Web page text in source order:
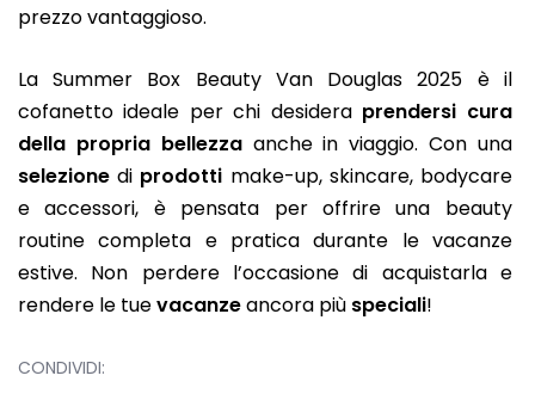
prezzo vantaggioso.
La Summer Box Beauty Van Douglas 2025 è il
cofanetto ideale per chi desidera prendersi cura
della propria bellezzaanche in viaggio. Con una
selezione di prodotti make-up, skincare, bodycare
e accessori, è pensata per offrire una beauty
routine completa e pratica durante le vacanze
estive. Non perdere l’occasione di acquistarla e
rendere le tuevacanzeancora più speciali!
CONDIVIDI: